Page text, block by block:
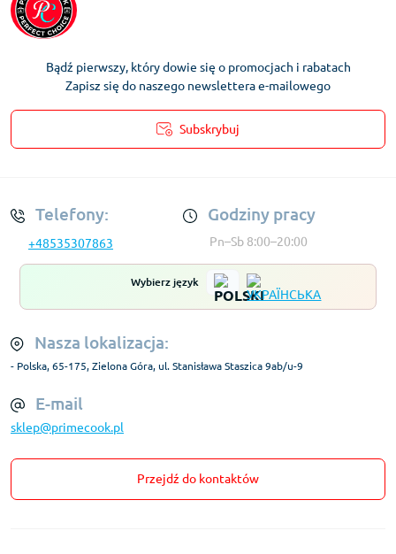
Bądź pierwszy, który dowie się o promocjach i rabatach
Zapisz się do naszego newslettera e-mailowego
Subskrybuj
Telefony:
+48535307863
Godziny pracy
Pn–Sb 8:00–20:00
Wybierz język
Nasza lokalizacja:
- Polska, 65-175, Zielona Góra, ul. Stanisława Staszica 9ab/u-9
E-mail
sklep@primecook.pl
Przejdź do kontaktów